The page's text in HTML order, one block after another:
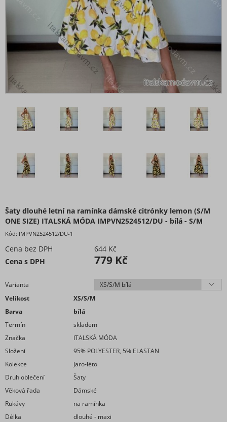
Šaty dlouhé letní na ramínka dámské citrónky lemon (S/M
ONE SIZE) ITALSKÁ MÓDA IMPVN2524512/DU - bílá - S/M
Kód: IMPVN2524512/DU-1
Cena bez DPH
644 Kč
Cena s DPH
779 Kč
Varianta
Velikost
XS/S/M
Barva
bílá
Termín
skladem
Značka
ITALSKÁ MÓDA
Složení
95% POLYESTER, 5% ELASTAN
Kolekce
Jaro-léto
Druh oblečení
Šaty
Věková řada
Dámské
Rukávy
na ramínka
Délka
dlouhé - maxi